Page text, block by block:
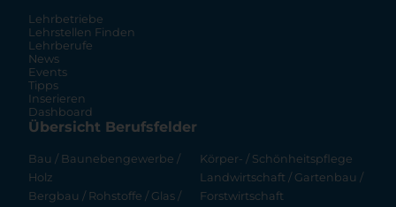
Lehrbetriebe
Lehrstellen Finden
Lehrberufe
News
Events
Tipps
Inserieren
Dashboard
Übersicht Berufsfelder
Bau / Baunebengewerbe /
Holz
Bergbau / Rohstoffe / Glas /
Körper- / Schönheitspflege
Landwirtschaft / Gartenbau /
Forstwirtschaft